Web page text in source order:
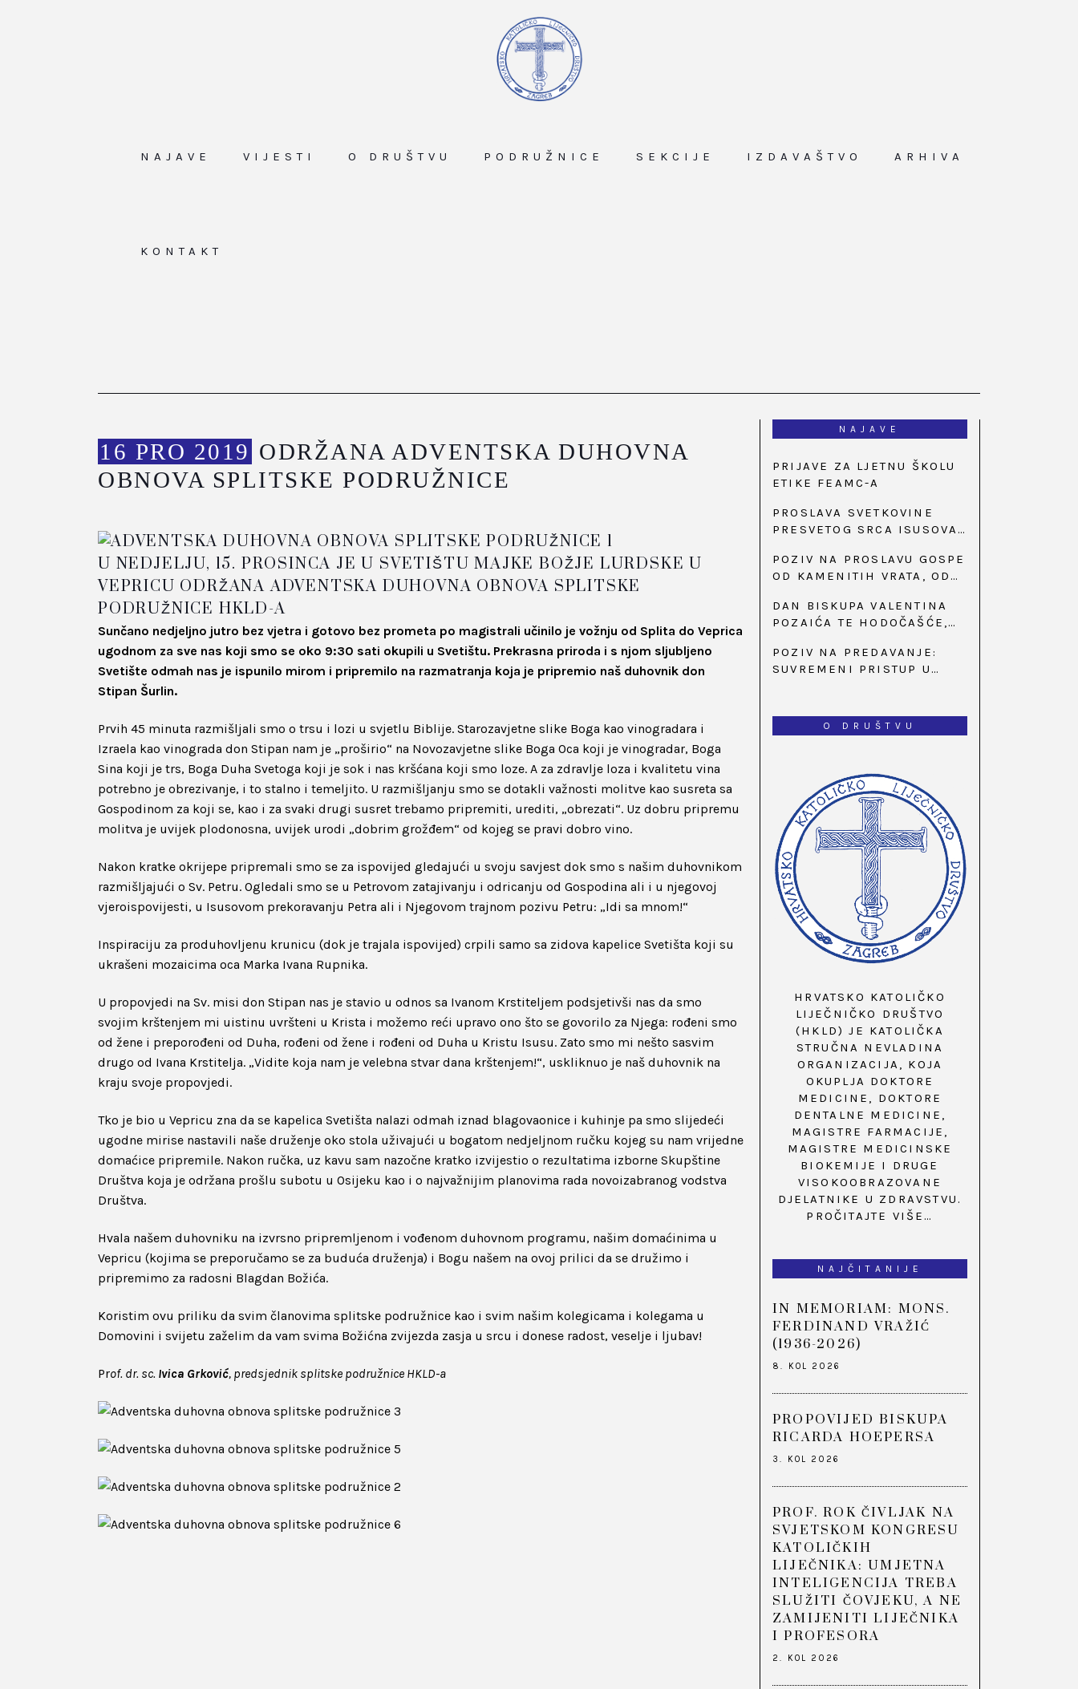
NAJAVE VIJESTI O DRUŠTVU PODRUŽNICE SEKCIJE IZDAVAŠTVO ARHIVA
KONTAKT
16 PRO 2019 ODRŽANA ADVENTSKA DUHOVNA
OBNOVA SPLITSKE PODRUŽNICE
U NEDJELJU, 15. PROSINCA JE U SVETIŠTU MAJKE BOŽJE LURDSKE U
VEPRICU ODRŽANA ADVENTSKA DUHOVNA OBNOVA SPLITSKE
PODRUŽNICE HKLD-A
Sunčano nedjeljno jutro bez vjetra i gotovo bez prometa po magistrali učinilo je vožnju od Splita do Veprica
ugodnom za sve nas koji smo se oko 9:30 sati okupili u Svetištu. Prekrasna priroda i s njom sljubljeno
Svetište odmah nas je ispunilo mirom i pripremilo na razmatranja koja je pripremio naš duhovnik don
Stipan Šurlin.
Prvih 45 minuta razmišljali smo o trsu i lozi u svjetlu Biblije. Starozavjetne slike Boga kao vinogradara i
Izraela kao vinograda don Stipan nam je „proširio“ na Novozavjetne slike Boga Oca koji je vinogradar, Boga
Sina koji je trs, Boga Duha Svetoga koji je sok i nas kršćana koji smo loze. A za zdravlje loza i kvalitetu vina
potrebno je obrezivanje, i to stalno i temeljito. U razmišljanju smo se dotakli važnosti molitve kao susreta sa
Gospodinom za koji se, kao i za svaki drugi susret trebamo pripremiti, urediti, „obrezati“. Uz dobru pripremu
molitva je uvijek plodonosna, uvijek urodi „dobrim grožđem“ od kojeg se pravi dobro vino.
Nakon kratke okrijepe pripremali smo se za ispovijed gledajući u svoju savjest dok smo s našim duhovnikom
razmišljajući o Sv. Petru. Ogledali smo se u Petrovom zatajivanju i odricanju od Gospodina ali i u njegovoj
vjeroispovijesti, u Isusovom prekoravanju Petra ali i Njegovom trajnom pozivu Petru: „Idi sa mnom!“
Inspiraciju za produhovljenu krunicu (dok je trajala ispovijed) crpili samo sa zidova kapelice Svetišta koji su
ukrašeni mozaicima oca Marka Ivana Rupnika.
U propovjedi na Sv. misi don Stipan nas je stavio u odnos sa Ivanom Krstiteljem podsjetivši nas da smo
svojim krštenjem mi uistinu uvršteni u Krista i možemo reći upravo ono što se govorilo za Njega: rođeni smo
od žene i preporođeni od Duha, rođeni od žene i rođeni od Duha u Kristu Isusu. Zato smo mi nešto sasvim
drugo od Ivana Krstitelja. „Vidite koja nam je velebna stvar dana krštenjem!“, uskliknuo je naš duhovnik na
kraju svoje propovjedi.
Tko je bio u Vepricu zna da se kapelica Svetišta nalazi odmah iznad blagovaonice i kuhinje pa smo slijedeći
ugodne mirise nastavili naše druženje oko stola uživajući u bogatom nedjeljnom ručku kojeg su nam vrijedne
domaćice pripremile. Nakon ručka, uz kavu sam nazočne kratko izvijestio o rezultatima izborne Skupštine
Društva koja je održana prošlu subotu u Osijeku kao i o najvažnijim planovima rada novoizabranog vodstva
Društva.
Hvala našem duhovniku na izvrsno pripremljenom i vođenom duhovnom programu, našim domaćinima u
Vepricu (kojima se preporučamo se za buduća druženja) i Bogu našem na ovoj prilici da se družimo i
pripremimo za radosni Blagdan Božića.
Koristim ovu priliku da svim članovima splitske podružnice kao i svim našim kolegicama i kolegama u
Domovini i svijetu zaželim da vam svima Božićna zvijezda zasja u srcu i donese radost, veselje i ljubav!
Prof. dr. sc. Ivica Grković, predsjednik splitske podružnice HKLD-a
NAJAVE
PRIJAVE ZA LJETNU ŠKOLU
ETIKE FEAMC-A
PROSLAVA SVETKOVINE
PRESVETOG SRCA ISUSOVA
PALMOTIĆEVOJ
POZIV NA PROSLAVU GOSPE
OD KAMENITIH VRATA, OD
DAN BISKUPA VALENTINA
POZAIĆA TE HODOČAŠĆE,
OBLJETNICA OSNIVANJA
HKLD-A, U MARIJI BISTRICI,
POZIV NA PREDAVANJE:
SUVREMENI PRISTUP U
O DRUŠTVU
HRVATSKO KATOLIČKO
LIJEČNIČKO DRUŠTVO
(HKLD) JE KATOLIČKA
STRUČNA NEVLADINA
ORGANIZACIJA, KOJA
OKUPLJA DOKTORE
MEDICINE, DOKTORE
DENTALNE MEDICINE,
MAGISTRE FARMACIJE,
MAGISTRE MEDICINSKE
BIOKEMIJE I DRUGE
VISOKOOBRAZOVANE
DJELATNIKE U ZDRAVSTVU.
PROČITAJTE VIŠE…
NAJČITANIJE
IN MEMORIAM: MONS.
FERDINAND VRAŽIĆ
(1936-2026)
8. KOL 2026
PROPOVIJED BISKUPA
RICARDA HOEPERSA
3. KOL 2026
PROF. ROK ČIVLJAK NA
SVJETSKOM KONGRESU
KATOLIČKIH
LIJEČNIKA: UMJETNA
INTELIGENCIJA TREBA
SLUŽITI ČOVJEKU, A NE
ZAMIJENITI LIJEČNIKA
I PROFESORA
2. KOL 2026